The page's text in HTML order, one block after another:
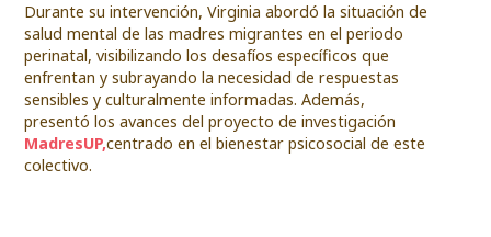
Durante su intervención, Virginia abordó la situación de
salud mental de las madres migrantes en el periodo
perinatal, visibilizando los desafíos específicos que
enfrentan y subrayando la necesidad de respuestas
sensibles y culturalmente informadas. Además,
presentó los avances del proyecto de investigación
MadresUP,centrado en el bienestar psicosocial de este
colectivo.